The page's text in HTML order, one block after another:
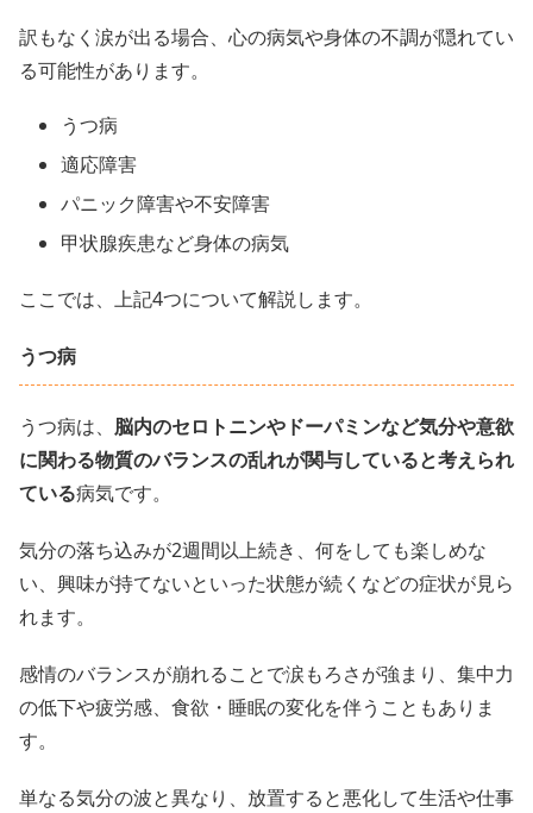
訳もなく涙が出る場合、心の病気や身体の不調が隠れてい
る可能性があります。
うつ病
適応障害
パニック障害や不安障害
甲状腺疾患など身体の病気
ここでは、上記4つについて解説します。
うつ病
うつ病は、 脳内のセロトニンやドーパミンなど気分や意欲
に関わる物質のバランスの乱れが関与していると考えられ
ている病気です。
気分の落ち込みが2週間以上続き、何をしても楽しめな
い、興味が持てないといった状態が続くなどの症状が見ら
れます。
感情のバランスが崩れることで涙もろさが強まり、集中力
の低下や疲労感、食欲・睡眠の変化を伴うこともありま
す。
単なる気分の波と異なり、放置すると悪化して生活や仕事